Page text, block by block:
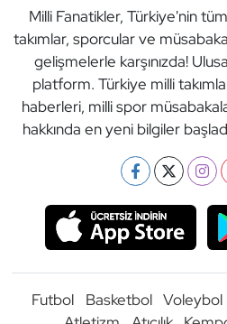
Milli Fanatikler, Türkiye'nin
takımlar, sporcular ve
gelişmelerle karşınızda!
platform. Türkiye milli
haberleri, milli spor
hakkında en yeni bilgiler
Futbol Basketbol Voleybol